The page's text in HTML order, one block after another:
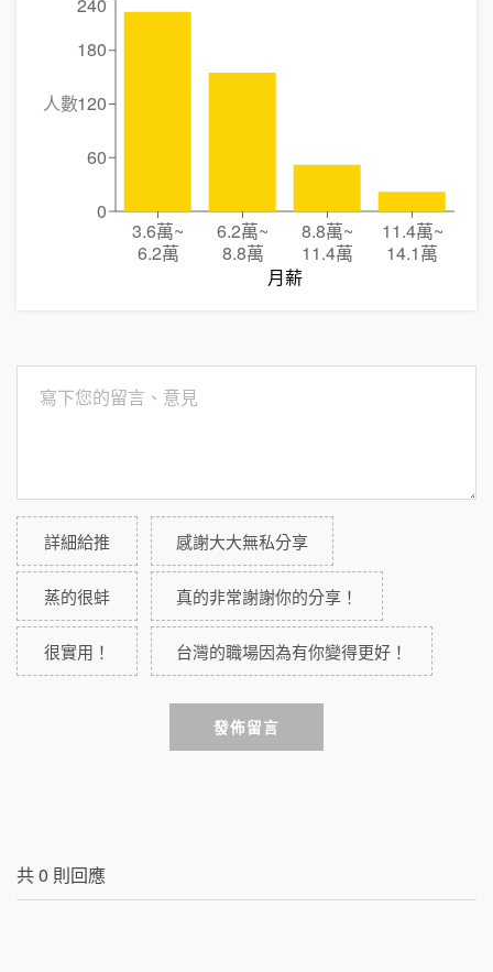
3.6萬~
6.2萬
6.2萬~
8.8萬
8.8萬~
11.4萬
11.4萬~
14.1萬
月薪
0
60
120
180
人數
詳細給推 感謝大大無私分享
蒸的很蚌 真的非常謝謝你的分享！
很實用！ 台灣的職場因為有你變得更好！
發佈留言
共0 則回應